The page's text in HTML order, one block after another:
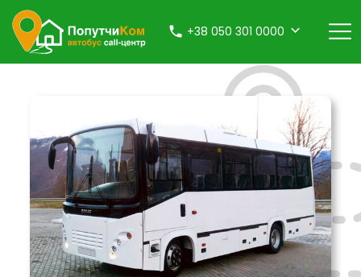
+38 050 301 0000